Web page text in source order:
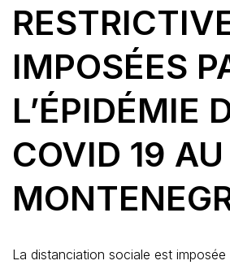
IMPOSÉES
L’ÉPIDÉMIE
COVID 19 AU
La distanciation sociale est